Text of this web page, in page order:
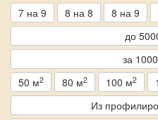
7 на 9
8 на 8 8 на 9
до
за
50 м2 80 м2 100 м2
Из